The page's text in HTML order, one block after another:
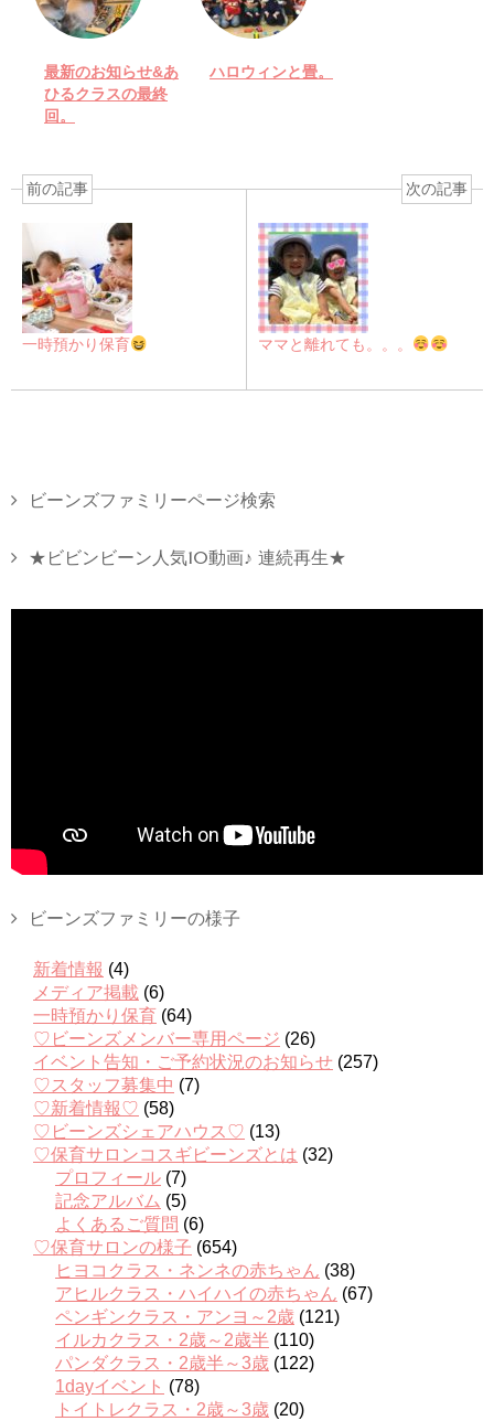
最新のお知らせ&あ
ひるクラスの最終
回。
ハロウィンと畳。
前の記事
一時預かり保育
次の記事
ママと離れても。。。
ビーンズファミリーページ検索
★ビビンビーン人気10動画♪ 連続再生★
ビーンズファミリーの様子
新着情報 (4)
メディア掲載 (6)
一時預かり保育 (64)
♡ビーンズメンバー専用ページ (26)
イベント告知・ご予約状況のお知らせ (257)
♡スタッフ募集中 (7)
♡新着情報♡ (58)
♡ビーンズシェアハウス♡ (13)
♡保育サロンコスギビーンズとは (32)
プロフィール (7)
記念アルバム (5)
よくあるご質問 (6)
♡保育サロンの様子 (654)
ヒヨコクラス・ネンネの赤ちゃん (38)
アヒルクラス・ハイハイの赤ちゃん (67)
ペンギンクラス・アンヨ～2歳 (121)
イルカクラス・2歳～2歳半 (110)
パンダクラス・2歳半～3歳 (122)
1dayイベント (78)
トイトレクラス・2歳～3歳 (20)